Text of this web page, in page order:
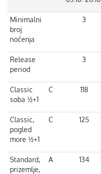
Minimalni
broj
noćenja
3
Release
period
3
Classic
soba ½+1
C 118
Classic,
pogled
more ½+1
C 125
Standard,
prizemlje,
A 134